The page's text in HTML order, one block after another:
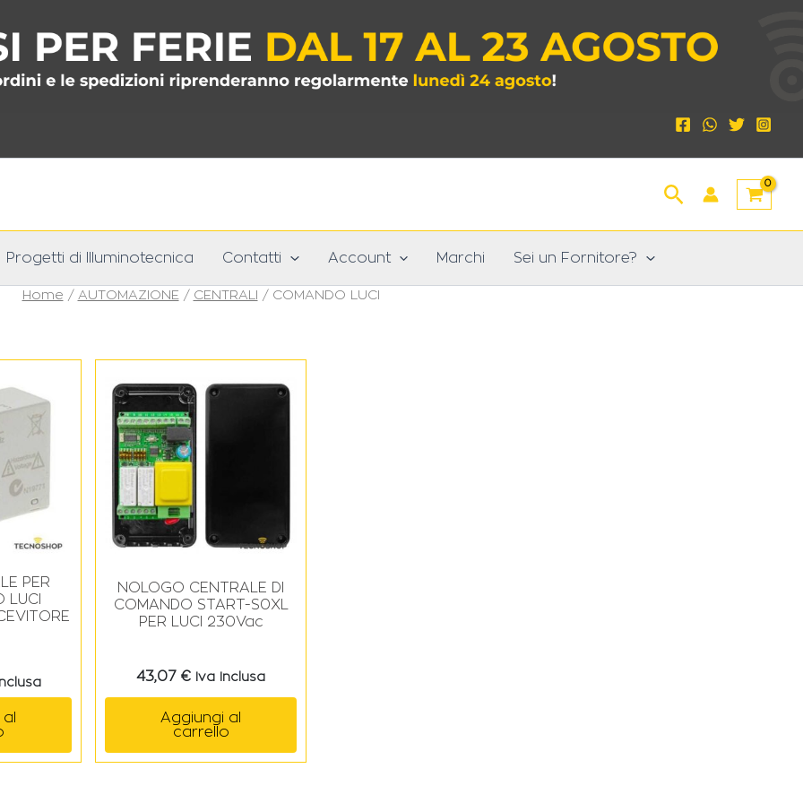
Cerca
Progetti di Illuminotecnica Contatti Account Marchi Sei un Fornitore?
Home / AUTOMAZIONE/ CENTRALI / COMANDO LUCI
PER
LUCI
NOLOGO CENTRALE DI
COMANDO START-S0XL
PER LUCI 230Vac
43,07 € Iva Inclusa
Aggiungi al
carrello